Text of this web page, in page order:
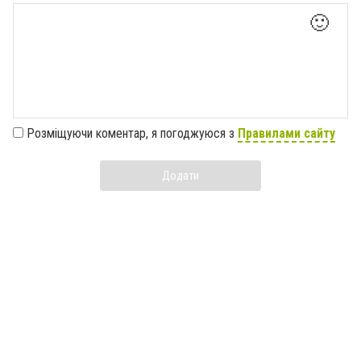
🙂
Розміщуючи коментар, я погоджуюся з Правилами сайту
Додати